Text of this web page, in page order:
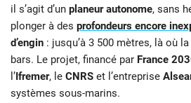
il s’agit d’un planeur autonome, sans
plonger à des profondeurs encore
d’engin : jusqu’à 3 500 mètres, là où
bars. Le projet, financé par France
l’Ifremer, le CNRS et l’entreprise
systèmes sous-marins.